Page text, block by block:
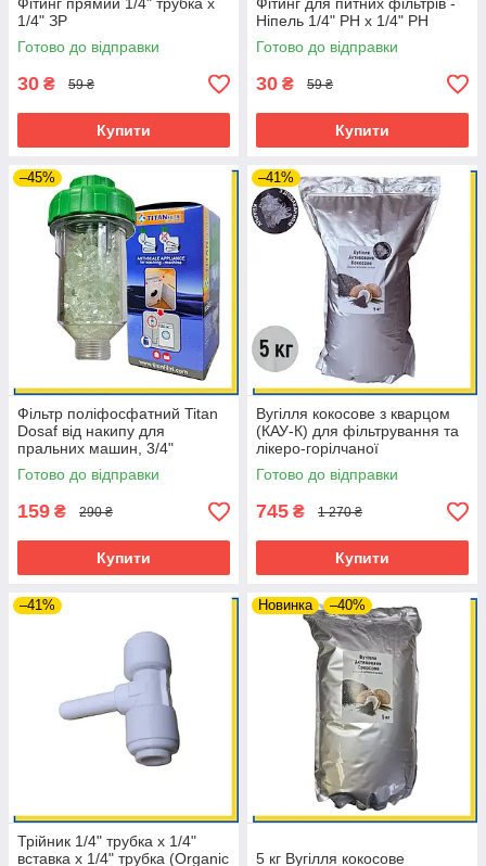
Фітинг прямий 1/4" трубка х
1/4" ЗР
Готово до відправки
30 ₴ 59 ₴
Купити
Фітинг для питних фільтрів -
Ніпель 1/4" РН х 1/4" РН
Готово до відправки
30 ₴ 59 ₴
Купити
–45%
Фільтр поліфосфатний Titan
Dosaf від накипу для
пральних машин, 3/4"
Готово до відправки
159 ₴ 290 ₴
Купити
–41%
Вугілля кокосове з кварцом
(КАУ-К) для фільтрування та
лікеро-горілчаної
промисловості, 5 кг
Готово до відправки
745 ₴ 1 270 ₴
Купити
–41%
Трійник 1/4" трубка х 1/4"
вставка х 1/4" трубка (Organic
Новинка –40%
5 кг Вугілля кокосове